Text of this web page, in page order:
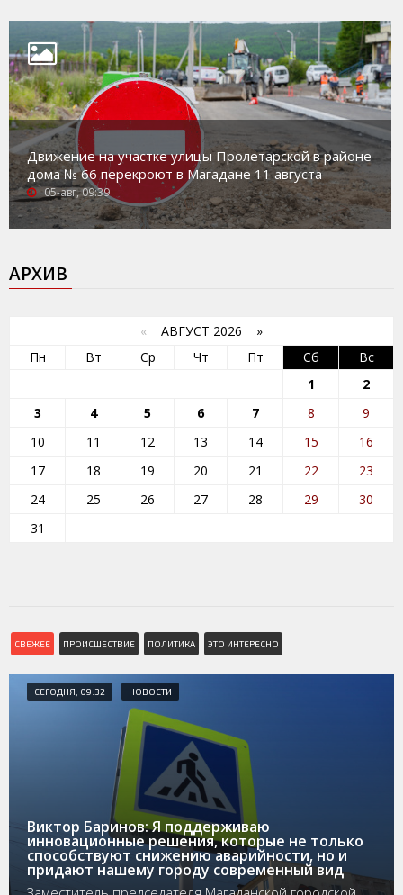
Движение на участке улицы Пролетарской в районе
дома № 66 перекроют в Магадане 11 августа
05-авг, 09:39
АРХИВ
« АВГУСТ 2026 »
Пн
Вт Ср Чт Пт Сб
Вс
1
2
3
4 5 6 7 8
9
10
11 12 13 14 15
16
17
18 19 20 21 22
23
24
25 26 27 28 29
30
31
СВЕЖЕЕ ПРОИСШЕСТВИЕ ПОЛИТИКА ЭТО ИНТЕРЕСНО
СЕГОДНЯ, 09:32 НОВОСТИ
Виктор Баринов: Я поддерживаю
инновационные решения, которые не только
способствуют снижению аварийности, но и
придают нашему городу современный вид